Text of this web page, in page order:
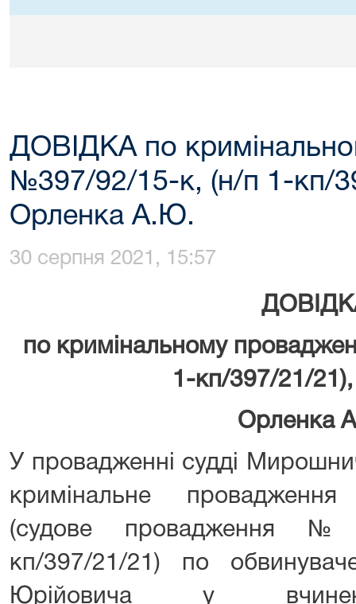
ДОВІДКА по
№397/92/15-к, (н/п 1-кп/
Орленка А.Ю.
30 серпня 2021, 15:57
по кримінальному
1-кп/397/21/21),
Орленка
У провадженні судді
кримінальне провадження
(судове провадження
кп/397/21/21) по
Юрійовича у